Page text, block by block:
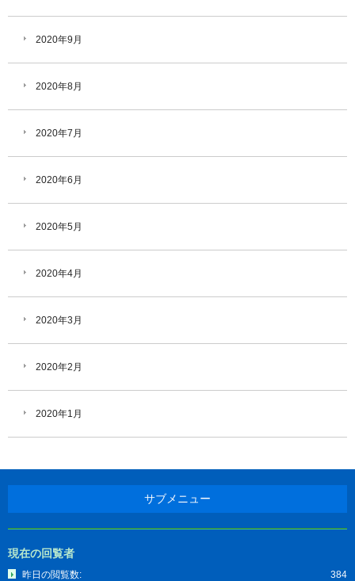
2020年9月
2020年8月
2020年7月
2020年6月
2020年5月
2020年4月
2020年3月
2020年2月
2020年1月
サブメニュー
現在の回覧者
384
昨日の閲覧数: